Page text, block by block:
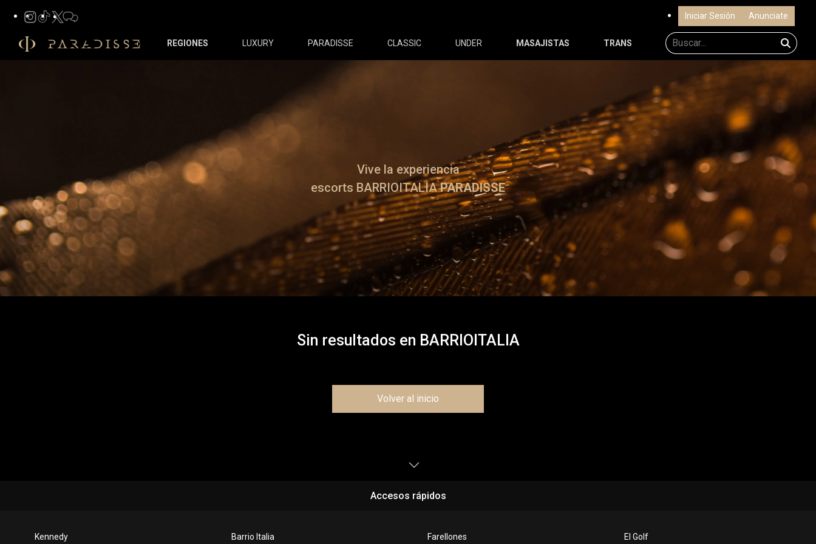
Iniciar Sesión Anunciate
REGIONES LUXURY PARADISSE CLASSIC UNDER MASAJISTAS TRANS
Vive la experiencia
escorts BARRIOITALIAPARADISSE
Sin resultados en BARRIOITALIA
Volver al inicio
Accesos rápidos
Kennedy Barrio Italia Farellones El Golf